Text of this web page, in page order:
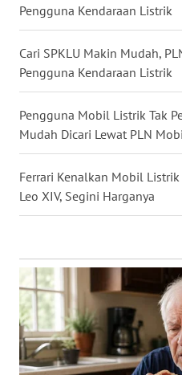
Pengguna Kendaraan Listrik
Cari SPKLU Makin Mudah,
Pengguna Kendaraan Listrik
Pengguna Mobil Listrik Tak
Mudah Dicari Lewat PLN
Ferrari Kenalkan Mobil Listrik
Leo XIV, Segini Harganya
WN
SULSEL
WN
WN
MALUKU
MALUT
WN
DAIRI
WN